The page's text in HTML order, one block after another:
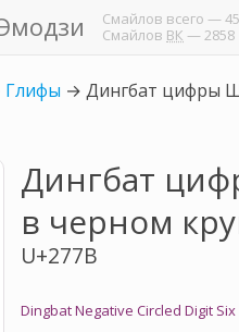
Смайлов всего —
Смайлов ВК — 2858
Глифы → Дингбат цифры
Дингбат
в черном
U+277B
Dingbat Negative Circled Digit Six